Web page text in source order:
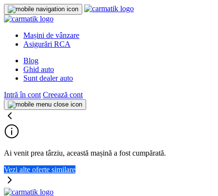
Mașini de vânzare
Asigurări RCA
Blog
Ghid auto
Sunt dealer auto
Intră în cont Creează cont
Ai venit prea târziu, această mașină a fost cumpărată.
Vezi alte oferte similare